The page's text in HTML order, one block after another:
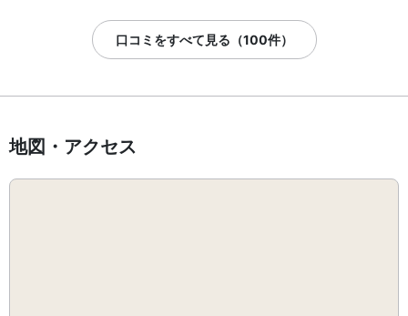
口コミをすべて見る（100件）
地図・アクセス